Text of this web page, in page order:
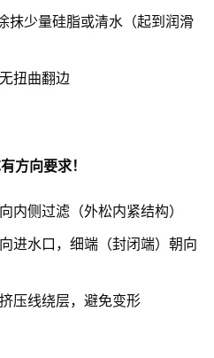
抹少量硅脂或清水（起到润滑
扭曲翻边
方向要求！
内侧过滤（外松内紧结构）
进水口，细端（封闭端）朝向
压线绕层，避免变形